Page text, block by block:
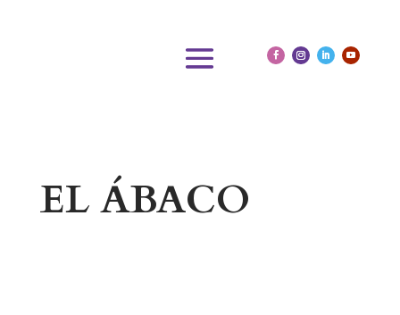
EL ÁBACO